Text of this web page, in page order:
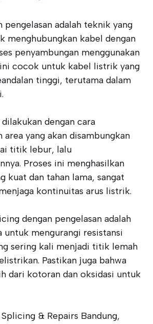
pengelasan adalah teknik yang
menghubungkan kabel dengan
penyambungan menggunakan
cocok untuk kabel listrik yang
tinggi, terutama dalam
dengan cara
area yang akan disambungkan
titik lebur, lalu
Proses ini menghasilkan
kuat dan tahan lama, sangat
kontinuitas arus listrik.
dengan pengelasan adalah
untuk mengurangi resistansi
sering kali menjadi titik lemah
Pastikan juga bahwa
dari kotoran dan oksidasi untuk
& Repairs Bandung,